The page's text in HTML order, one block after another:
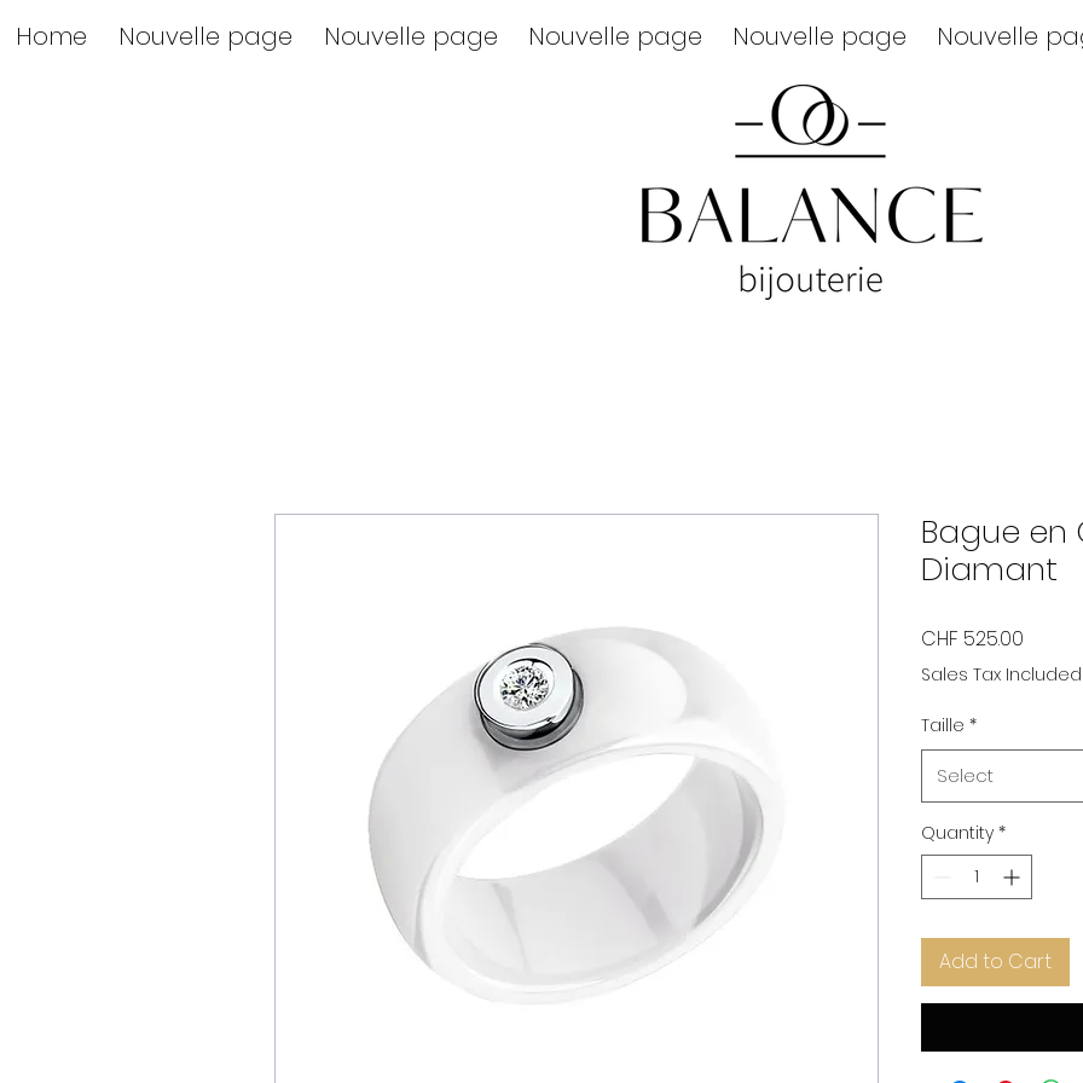
Home Nouvelle page Nouvelle page Nouvelle page Nouvelle page Nouvelle
Bague en
Diamant
CHF 525.00
Sales Tax Included
Taille *
Select
Quantity *
Add to Cart